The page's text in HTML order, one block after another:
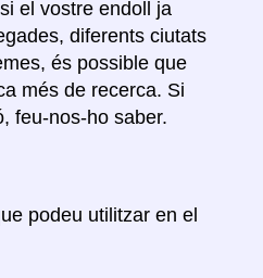
el vostre endoll ja
diferents ciutats
és possible que
més de recerca. Si
feu-nos-ho saber.
podeu utilitzar en el